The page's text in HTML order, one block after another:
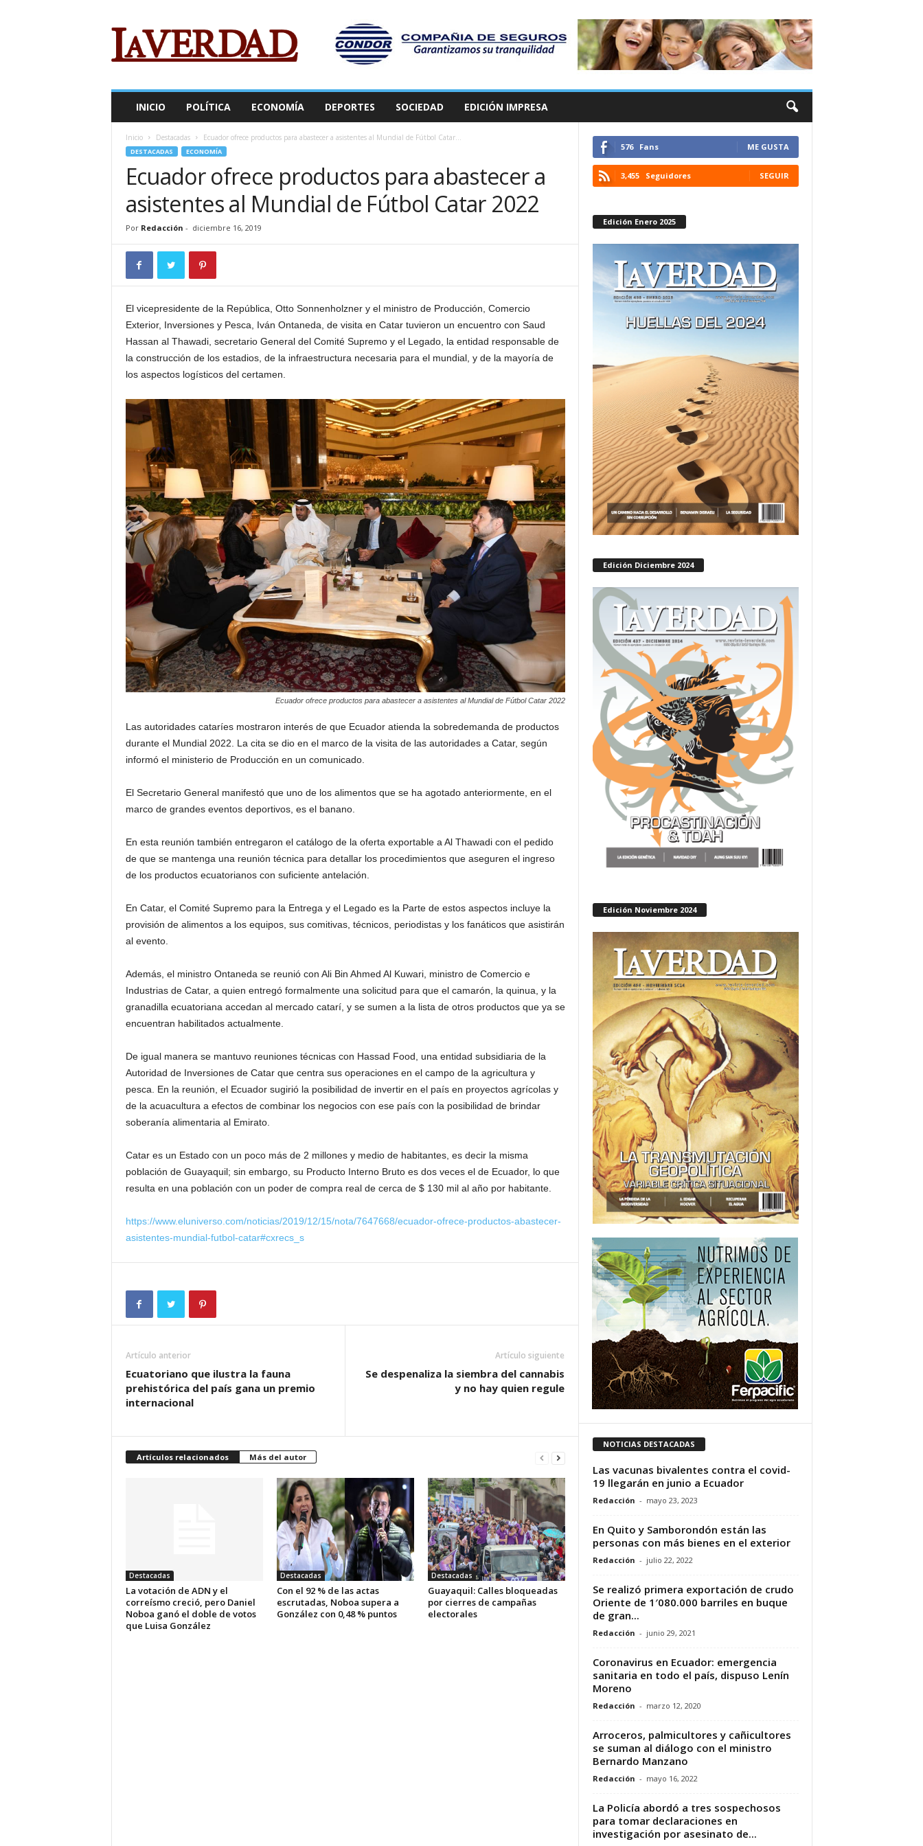
e
INICIO POLÍTICA ECONOMÍA DEPORTES SOCIEDAD EDICIÓN IMPRESA
Inicio Destacadas Ecuador ofrece productos para abastecer a asistentes al Mundial de Fútbol Catar...
DESTACADAS ECONOMÍA
Ecuador ofrece productos para abastecer a
asistentes al Mundial de Fútbol Catar 2022
Por Redacción - diciembre 16, 2019
El vicepresidente de la República, Otto Sonnenholzner y el ministro de Producción, Comercio
Exterior, Inversiones y Pesca, Iván Ontaneda, de visita en Catar tuvieron un encuentro con Saud
Hassan al Thawadi, secretario General del Comité Supremo y el Legado, la entidad responsable de
la construcción de los estadios, de la infraestructura necesaria para el mundial, y de la mayoría de
los aspectos logísticos del certamen.
Ecuador ofrece productos para abastecer a asistentes al Mundial de Fútbol Catar 2022
Las autoridades cataríes mostraron interés de que Ecuador atienda la sobredemanda de productos
durante el Mundial 2022. La cita se dio en el marco de la visita de las autoridades a Catar, según
informó el ministerio de Producción en un comunicado.
El Secretario General manifestó que uno de los alimentos que se ha agotado anteriormente, en el
marco de grandes eventos deportivos, es el banano.
En esta reunión también entregaron el catálogo de la oferta exportable a Al Thawadi con el pedido
de que se mantenga una reunión técnica para detallar los procedimientos que aseguren el ingreso
de los productos ecuatorianos con suficiente antelación.
En Catar, el Comité Supremo para la Entrega y el Legado es la Parte de estos aspectos incluye la
provisión de alimentos a los equipos, sus comitivas, técnicos, periodistas y los fanáticos que asistirán
al evento.
Además, el ministro Ontaneda se reunió con Ali Bin Ahmed Al Kuwari, ministro de Comercio e
Industrias de Catar, a quien entregó formalmente una solicitud para que el camarón, la quinua, y la
granadilla ecuatoriana accedan al mercado catarí, y se sumen a la lista de otros productos que ya se
encuentran habilitados actualmente.
De igual manera se mantuvo reuniones técnicas con Hassad Food, una entidad subsidiaria de la
Autoridad de Inversiones de Catar que centra sus operaciones en el campo de la agricultura y
pesca. En la reunión, el Ecuador sugirió la posibilidad de invertir en el país en proyectos agrícolas y
de la acuacultura a efectos de combinar los negocios con ese país con la posibilidad de brindar
soberanía alimentaria al Emirato.
Catar es un Estado con un poco más de 2 millones y medio de habitantes, es decir la misma
población de Guayaquil; sin embargo, su Producto Interno Bruto es dos veces el de Ecuador, lo que
resulta en una población con un poder de compra real de cerca de $ 130 mil al año por habitante.
https://www.eluniverso.com/noticias/2019/12/15/nota/7647668/ecuador-ofrece-productos-abastecer-
asistentes-mundial-futbol-catar#cxrecs_s
Artículo anterior
Ecuatoriano que ilustra la fauna
prehistórica del país gana un premio
internacional
Artículo siguiente
Se despenaliza la siembra del cannabis
y no hay quien regule
Artículos relacionados Más del autor
Destacadas
La votación de ADN y el
correísmo creció, pero Daniel
Noboa ganó el doble de votos
que Luisa González
Destacadas
Con el 92 % de las actas
escrutadas, Noboa supera a
González con 0,48 % puntos
Destacadas
Guayaquil: Calles bloqueadas
por cierres de campañas
electorales
576 Fans ME GUSTA
3,455 Seguidores SEGUIR
Edición Enero 2025
Edición Diciembre 2024
Edición Noviembre 2024
NOTICIAS DESTACADAS
Las vacunas bivalentes contra el covid-
19 llegarán en junio a Ecuador
Redacción - mayo 23, 2023
En Quito y Samborondón están las
personas con más bienes en el exterior
Redacción - julio 22, 2022
Se realizó primera exportación de crudo
Oriente de 1′080.000 barriles en buque
de gran...
Redacción - junio 29, 2021
Coronavirus en Ecuador: emergencia
sanitaria en todo el país, dispuso Lenín
Moreno
Redacción - marzo 12, 2020
Arroceros, palmicultores y cañicultores
se suman al diálogo con el ministro
Bernardo Manzano
Redacción - mayo 16, 2022
La Policía abordó a tres sospechosos
para tomar declaraciones en
investigación por asesinato de...